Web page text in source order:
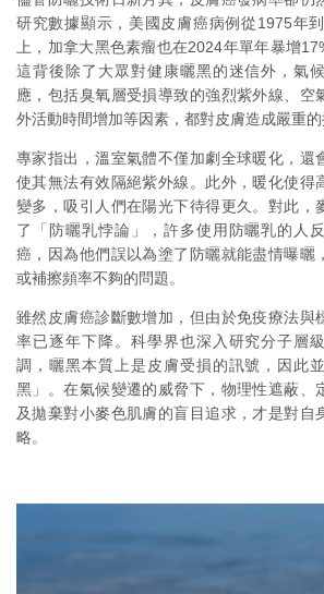
研究數據顯示，美國皮膚癌病例從1975年
上，加拿大黑色素瘤也在2024年單年暴增
這背後除了大眾對健康曬黑的迷信外，氣
應，包括臭氧層受損導致的強烈紫外線、空
外活動時間增加等因素，都對皮膚造成嚴重的
專家指出，溫室氣體不僅加劇全球暖化，還
使其無法有效隔絕紫外線。此外，暖化使得
變多，吸引人們在陽光下待得更久。對此，
了「防曬乳悖論」，許多使用防曬乳的人
癌，因為他們誤以為塗了防曬就能盡情曝曬
或補擦頻率不夠的問題。
雖然皮膚癌診斷數增加，但由於免疫療法與
率已逐年下降。科學界也深入研究分子層
調，曬黑本質上是皮膚受損的訊號，因此
黑」。在氣候變遷的威脅下，物理性遮蔽、
及拋棄對小麥色肌膚的盲目追求，才是對自
略。